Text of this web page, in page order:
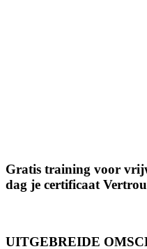
Gratis training voor
dag je certificaat
UITGEBREIDE